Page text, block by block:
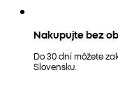
Nakupujte bez
Do 30 dní môžete
Slovensku.